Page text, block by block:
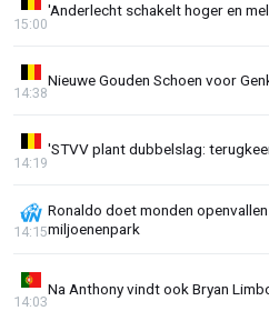
'Anderlecht schakelt hoger en
15:00
Nieuwe Gouden Schoen voor
14:38
'STVV plant dubbelslag:
14:19
Ronaldo doet monden
miljoenenpark
14:15
Na Anthony vindt ook Bryan
14:03